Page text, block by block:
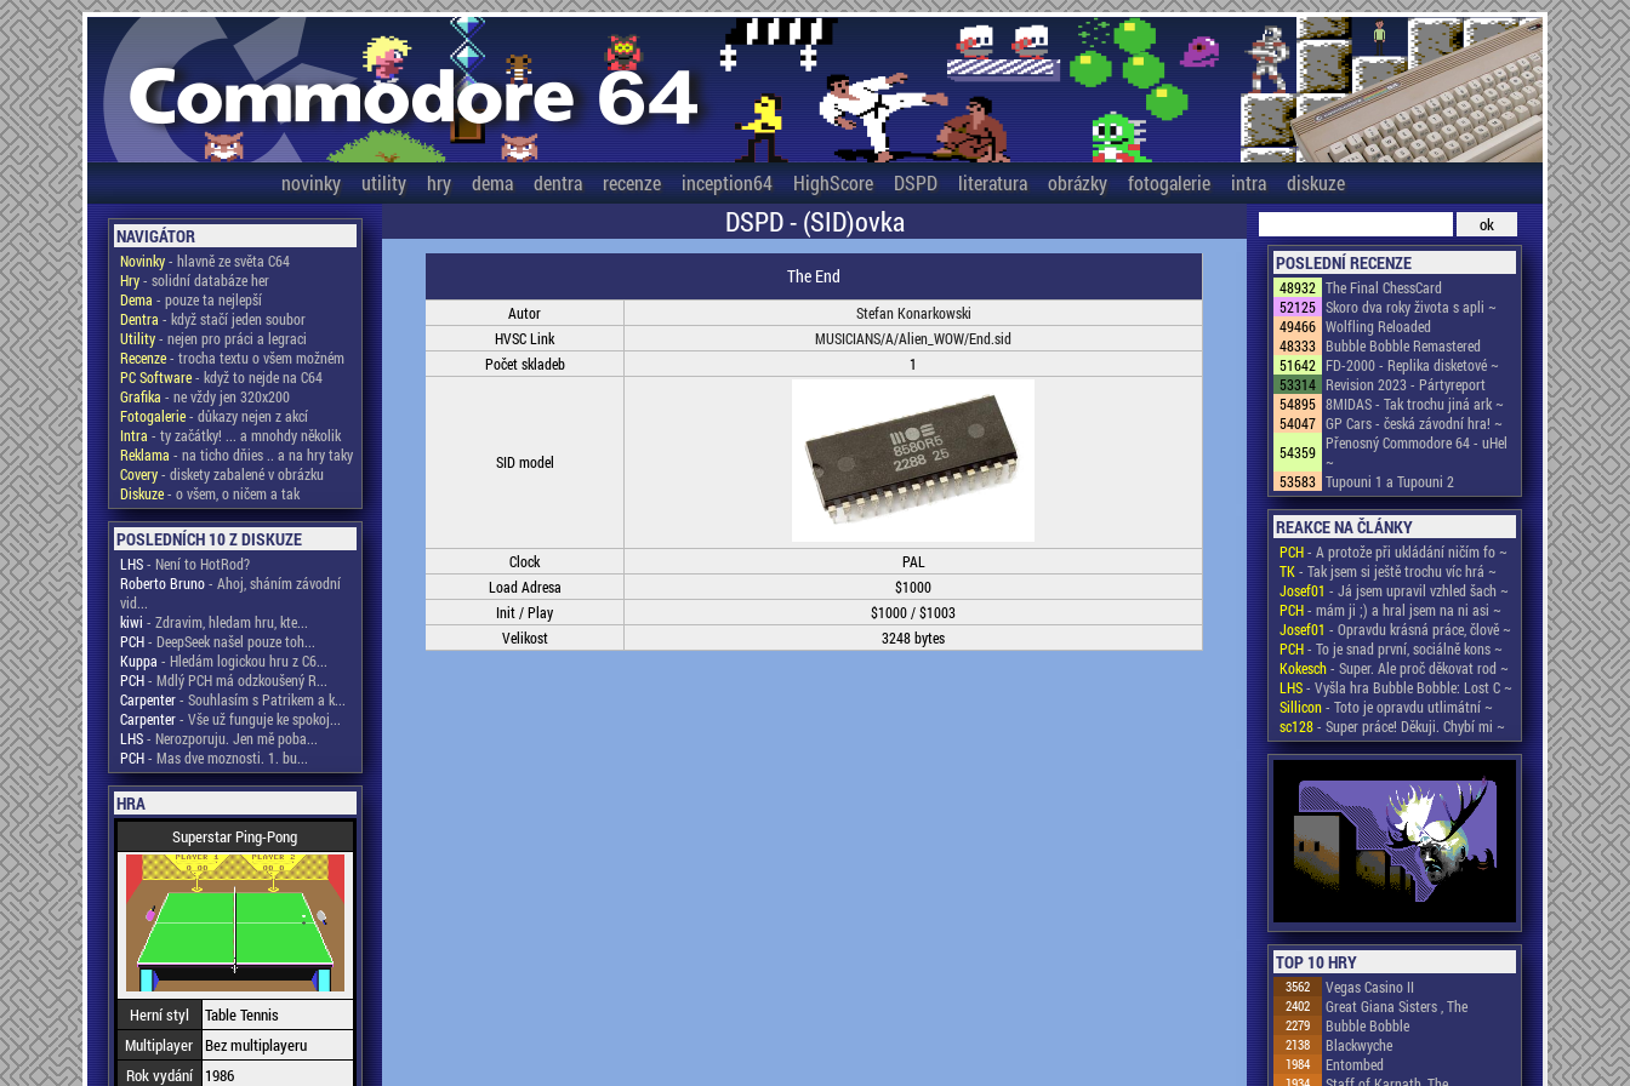
novinky utility hry dema dentra recenze inception64 HighScore DSPD literatura obrázky fotogalerie intra diskuze
NAVIGÁTOR
Novinky- hlavně ze světa C64
Hry- solidní databáze her
Dema - pouze ta nejlepší
Dentra - když stačí jeden soubor
Utility- nejen pro práci a legraci
Recenze- trocha textu o všem možném
PC Software- když to nejde na C64
Grafika - ne vždy jen 320x200
Fotogalerie- důkazy nejen z akcí
Intra - ty začátky! ... a mnohdy několik
Reklama - na ticho dňies .. a na hry taky
Covery- diskety zabalené v obrázku
Diskuze- o všem, o ničem a tak
POSLEDNÍCH 10 Z DISKUZE
LHS- Není to HotRod?
Roberto Bruno- Ahoj, sháním závodní
vid...
kiwi - Zdravim, hledam hru, kte...
PCH- DeepSeek našel pouze toh...
Kuppa - Hledám logickou hru z C6...
PCH- Mdlý PCH má odzkoušený R...
Carpenter- Souhlasím s Patrikem a k...
Carpenter- Vše už funguje ke spokoj...
LHS- Nerozporuju. Jen mě poba...
PCH- Mas dve moznosti. 1. bu...
HRA
Superstar Ping-Pong
Herní styl
Table Tennis
Multiplayer Bez multiplayeru
Rok vydání
1986
DSPD - (SID)ovka
The End
Autor
Stefan Konarkowski
HVSC Link
MUSICIANS/A/Alien_WOW/End.sid
Počet skladeb
1
SID model
Clock
PAL
Load Adresa
$1000
Init / Play
$1000 / $1003
Velikost
3248 bytes
POSLEDNÍ RECENZE
48932 The Final ChessCard
52125 Skoro dva roky života s apli ~
49466 Wolfling Reloaded
48333 Bubble Bobble Remastered
51642 FD-2000 - Replika disketové ~
53314 Revision 2023 - Pártyreport
54895 8MIDAS - Tak trochu jiná ark ~
54047 GP Cars - česká závodní hra! ~
54359 Přenosný Commodore 64 - uHel
~
53583 Tupouni 1 a Tupouni 2
REAKCE NA ČLÁNKY
PCH- A protože při ukládání ničím fo ~
TK- Tak jsem si ještě trochu víc hrá ~
Josef01 - Já jsem upravil vzhled šach ~
PCH- mám ji ;) a hral jsem na ni asi ~
Josef01 - Opravdu krásná práce, člově ~
PCH- To je snad první, sociálně kons ~
Kokesch- Super. Ale proč děkovat rod ~
LHS- Vyšla hra Bubble Bobble: Lost C ~
Sillicon- Toto je opravdu utlimátní ~
sc128- Super práce! Děkuji. Chybí mi ~
TOP 10 HRY
3562 Vegas Casino II
2402 Great Giana Sisters , The
2279 Bubble Bobble
2138 Blackwyche
1984 Entombed